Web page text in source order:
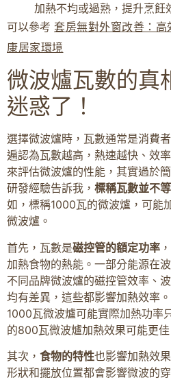
加熱不均或過熟，提升烹飪
可以參考 套房無對外窗改善：
康居家環境
微波爐瓦數的真
迷惑了！
選擇微波爐時，瓦數通常是消費
遍認為瓦數越高，熱速越快、效
來評估微波爐的性能，其實過於
研發經驗告訴我， 標稱瓦數並不
如，標稱1000瓦的微波爐，可能
微波爐。
首先，瓦數是磁控管的額定功率
加熱食物的熱能。一部分能源在
不同品牌微波爐的磁控管效率、
均有差異，這些都影響加熱效率
1000瓦微波爐可能實際加熱功率
的800瓦微波爐加熱效果可能更佳
其次， 食物的特性也影響加熱效
形狀和擺放位置都會影響微波的